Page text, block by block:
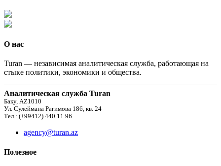
О нас
Turan — независимая аналитическая служба, работающая на
стыке политики, экономики и общества.
Аналитическая служба Turan
Баку, AZ1010
Ул. Сулеймана Рагимова 186, кв. 24
Тел.: (+99412) 440 11 96
agency@turan.az
Полезное